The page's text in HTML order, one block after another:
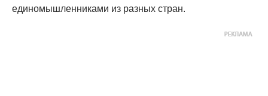
единомышленниками из разных стран.